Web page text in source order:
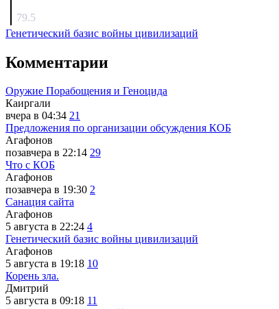
79.5
Генетический базис войны цивилизаций
Комментарии
Оружие Порабощения и Геноцида
Каиргали
вчера в 04:34 21
Предложения по организации обсуждения КОБ
Агафонов
позавчера в 22:14 29
Что с КОБ
Агафонов
позавчера в 19:30 2
Санация сайта
Агафонов
5 августа в 22:24 4
Генетический базис войны цивилизаций
Агафонов
5 августа в 19:18 10
Корень зла.
Дмитрий
5 августа в 09:18 11